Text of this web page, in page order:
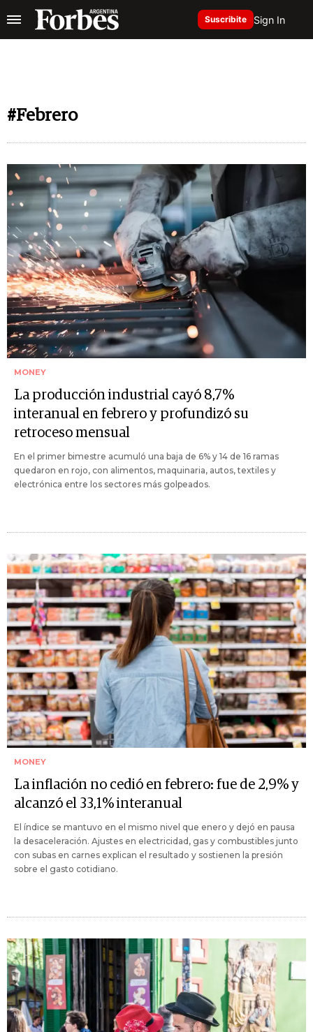
Suscribite Sign In
#Febrero
MONEY
La producción industrial cayó 8,7%
interanual en febrero y profundizó su
retroceso mensual
En el primer bimestre acumuló una baja de 6% y 14 de 16 ramas
quedaron en rojo, con alimentos, maquinaria, autos, textiles y
electrónica entre los sectores más golpeados.
MONEY
La inflación no cedió en febrero: fue de 2,9% y
alcanzó el 33,1% interanual
El índice se mantuvo en el mismo nivel que enero y dejó en pausa
la desaceleración. Ajustes en electricidad, gas y combustibles junto
con subas en carnes explican el resultado y sostienen la presión
sobre el gasto cotidiano.